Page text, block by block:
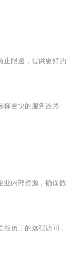
止限速，提供更好的
择更快的服务器路
业内部资源，确保数
员工的远程访问，